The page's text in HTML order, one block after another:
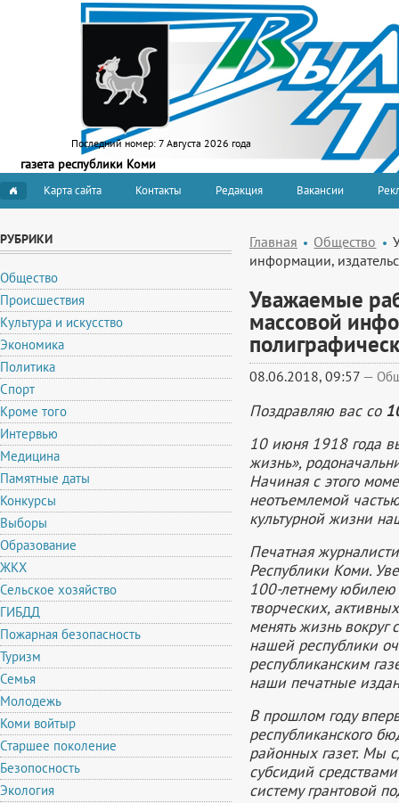
Последний номер: 7 Августа 2026 года
газета республики Коми
Карта сайта Контакты Редакция Вакансии
РУБРИКИ
Общество
Происшествия
Культура и искусство
Экономика
Политика
Спорт
Кроме того
Интервью
Медицина
Памятные даты
Конкурсы
Выборы
Образование
ЖКХ
Сельское хозяйство
ГИБДД
Пожарная безопасность
Туризм
Семья
Молодежь
Коми войтыр
Старшее поколение
Безопосность
Экология
Главная Общество
информации,
Уважаемые
массовой
08.06.2018, 09:57 —
Поздравляю вас со
10 июня 1918 года
жизнь»,
Начиная с этого
неотъемлемой
культурной жизни
Печатная
Республики Коми.
100-летнему юбилею
творческих,
менять жизнь
нашей республики
республиканским
наши печатные
В прошлом году
республиканского
районных газет. Мы
субсидий
систему грантовой